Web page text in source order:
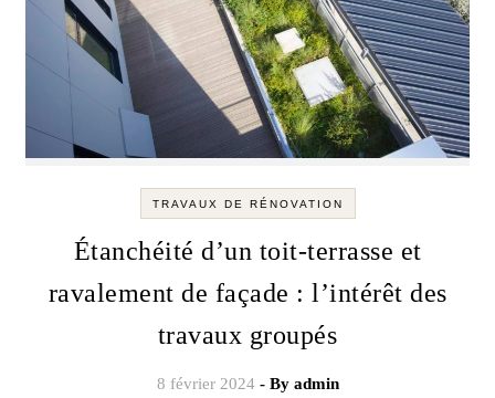
TRAVAUX DE RÉNOVATION
Étanchéité d’un toit-terrasse et
ravalement de façade : l’intérêt des
travaux groupés
8 février 2024 - By admin